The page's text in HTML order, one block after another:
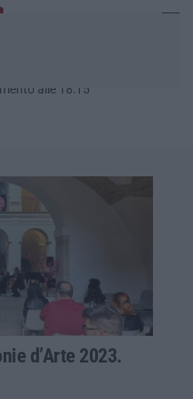
alle 18:15
d’Arte 2023.